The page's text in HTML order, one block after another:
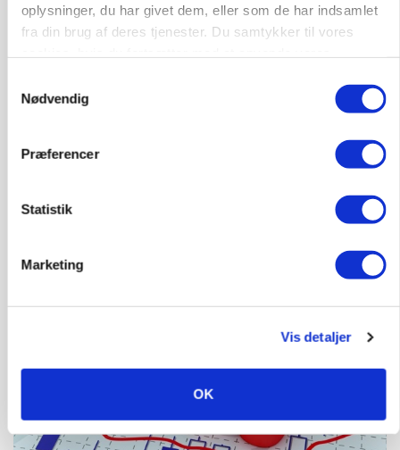
oplysninger, du har givet dem, eller som de har indsamlet
fra din brug af deres tjenester. Du samtykker til vores
Nødvendig
Præferencer
Statistik
Marketing
Vis detaljer
OK
blevet klogere. Det kunne vi alle lære af